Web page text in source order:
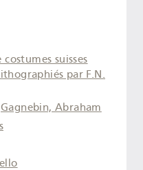
suisses
par F.N.
Gagnebin, Abraham